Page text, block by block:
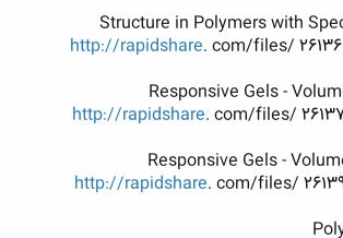
http://rapidshare. com/files/
http://rapidshare. com/files/
http://rapidshare. com/files/